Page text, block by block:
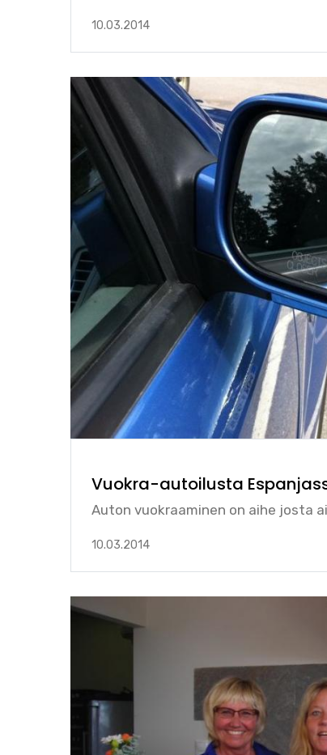
10.03.2014
Vuokra-autoilusta
Auton vuokraaminen on aihe josta
10.03.2014